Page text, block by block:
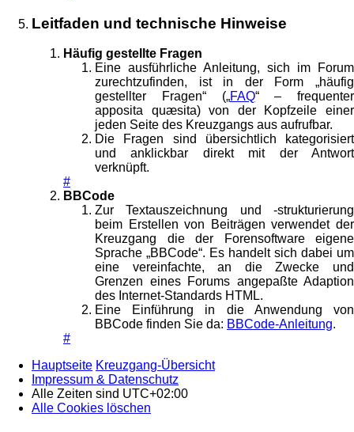
Leitfaden und technische Hinweise
Häufig gestellte Fragen
Eine ausführliche Anleitung, sich im Forum
zurechtzufinden, ist in der Form „häufig
gestellter Fragen“ („FAQ“ – frequenter
apposita quæsita) von der Kopfzeile einer
jeden Seite des Kreuzgangs aus aufrufbar.
Die Fragen sind übersichtlich kategorisiert
und anklickbar direkt mit der Antwort
verknüpft.
#
BBCode
Zur Textauszeichnung und -strukturierung
beim Erstellen von Beiträgen verwendet der
Kreuzgang die der Forensoftware eigene
Sprache „BBCode“. Es handelt sich dabei um
eine vereinfachte, an die Zwecke und
Grenzen eines Forums angepaßte Adaption
des Internet-Standards HTML.
Eine Einführung in die Anwendung von
BBCode finden Sie da: BBCode-Anleitung.
#
Hauptseite Kreuzgang-Übersicht
Impressum & Datenschutz
Alle Zeiten sind UTC+02:00
Alle Cookies löschen